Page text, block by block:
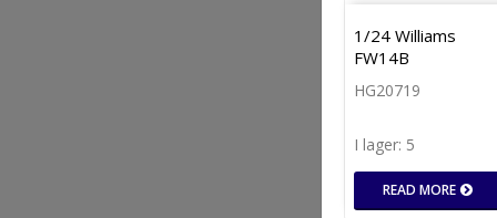
1/24 Williams
FW14B
HG20719
I lager: 5
READ MORE